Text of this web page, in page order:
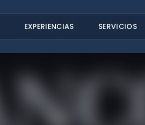
EXPERIENCIAS SERVICIOS